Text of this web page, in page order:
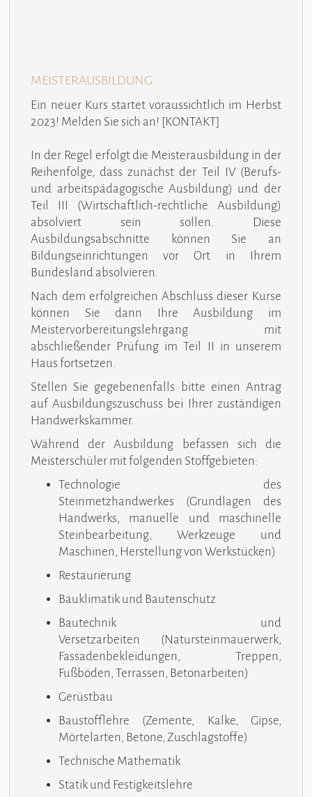
MEISTERAUSBILDUNG
Ein neuer Kurs startet voraussichtlich im Herbst
2023! Melden Sie sich an! [KONTAKT]
In der Regel erfolgt die Meisterausbildung in der
Reihenfolge, dass zunächst der Teil IV (Berufs-
und arbeitspädagogische Ausbildung) und der
Teil III (Wirtschaftlich-rechtliche Ausbildung)
absolviert sein sollen. Diese
Ausbildungsabschnitte können Sie an
Bildungseinrichtungen vor Ort in Ihrem
Bundesland absolvieren.
Nach dem erfolgreichen Abschluss dieser Kurse
können Sie dann Ihre Ausbildung im
Meistervorbereitungslehrgang mit
abschließender Prüfung im Teil II in unserem
Haus fortsetzen.
Stellen Sie gegebenenfalls bitte einen Antrag
auf Ausbildungszuschuss bei Ihrer zuständigen
Handwerkskammer.
Während der Ausbildung befassen sich die
Meisterschüler mit folgenden Stoffgebieten:
Technologie des
Steinmetzhandwerkes (Grundlagen des
Handwerks, manuelle und maschinelle
Steinbearbeitung, Werkzeuge und
Maschinen, Herstellung von Werkstücken)
Restaurierung
Bauklimatik und Bautenschutz
Bautechnik und
Versetzarbeiten (Natursteinmauerwerk,
Fassadenbekleidungen, Treppen,
Fußböden, Terrassen, Betonarbeiten)
Gerüstbau
Baustofflehre (Zemente, Kalke, Gipse,
Mörtelarten, Betone, Zuschlagstoffe)
Technische Mathematik
Statik und Festigkeitslehre